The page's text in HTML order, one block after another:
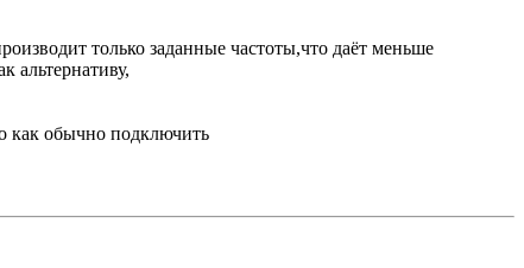
только заданные частоты,что даёт меньше
альтернативу,
как обычно подключить